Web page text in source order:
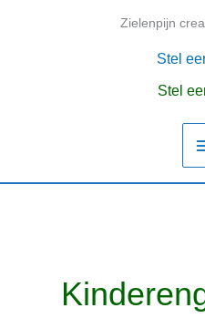
Zielenpijn
Stel
Stel